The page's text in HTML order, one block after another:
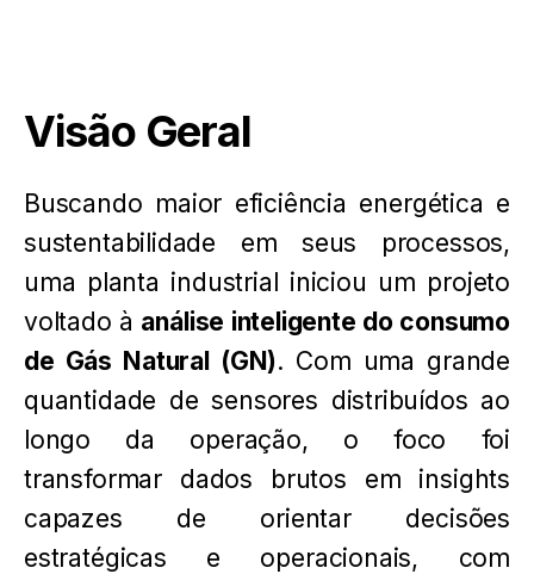
Visão Geral
Buscando maior eficiência energética e
sustentabilidade em seus processos,
uma planta industrial iniciou um projeto
voltado à análise inteligente do consumo
de Gás Natural (GN). Com uma grande
quantidade de sensores distribuídos ao
longo da operação, o foco foi
transformar dados brutos em insights
capazes de orientar decisões
estratégicas e operacionais, com